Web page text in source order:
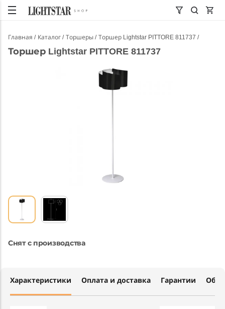
Главная Каталог Торшеры Торшер Lightstar PITTORE 811737
Торшер Lightstar PITTORE 811737
Снят с производства
Характеристики Оплата и доставка Гарантии